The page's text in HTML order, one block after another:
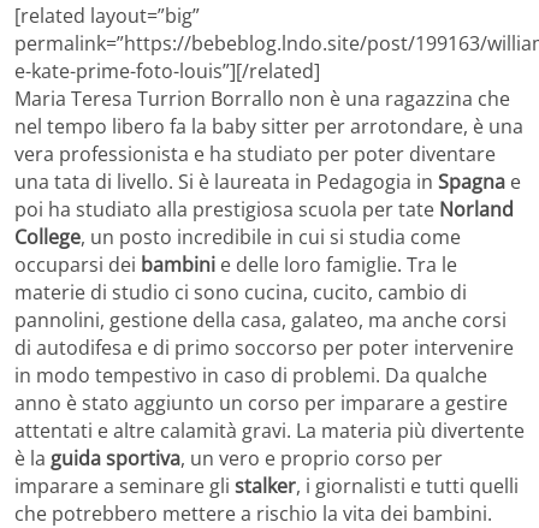
[related layout=”big”
permalink=”https://bebeblog.lndo.site/post/199163/
e-kate-prime-foto-louis”][/related]
Maria Teresa Turrion Borrallo non è una ragazzina che
nel tempo libero fa la baby sitter per arrotondare, è una
vera professionista e ha studiato per poter diventare
una tata di livello. Si è laureata in Pedagogia in Spagna e
poi ha studiato alla prestigiosa scuola per tate Norland
College, un posto incredibile in cui si studia come
occuparsi dei bambini e delle loro famiglie. Tra le
materie di studio ci sono cucina, cucito, cambio di
pannolini, gestione della casa, galateo, ma anche corsi
di autodifesa e di primo soccorso per poter intervenire
in modo tempestivo in caso di problemi. Da qualche
anno è stato aggiunto un corso per imparare a gestire
attentati e altre calamità gravi. La materia più divertente
è la guida sportiva, un vero e proprio corso per
imparare a seminare gli stalker, i giornalisti e tutti quelli
che potrebbero mettere a rischio la vita dei bambini.